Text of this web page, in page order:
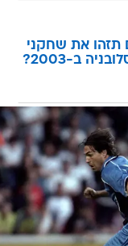
תזהו את שחקני
ב-2003?